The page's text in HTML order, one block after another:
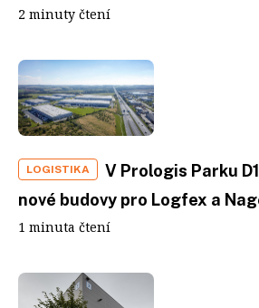
2 minuty čtení
LOGISTIKA
V Prologis Parku
nové budovy pro Logfex a
1 minuta čtení